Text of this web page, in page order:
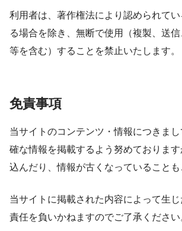
利用者は、著作権法により認められて
る場合を除き、無断で使用（複製、送
等を含む）することを禁止いたします。
免責事項
当サイトのコンテンツ・情報につきま
確な情報を掲載するよう努めております
込んだり、情報が古くなっていることも
当サイトに掲載された内容によって生
責任を負いかねますのでご了承ください